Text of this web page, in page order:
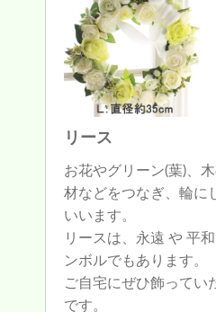
リース
お花やグリーン(葉)、
材などをつなぎ、輪に
いいます。
リースは、永遠 や 平
ンボルでもあります。
ご自宅にぜひ飾ってい
です。